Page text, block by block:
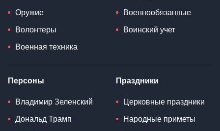
Оружие
Волонтеры
Военная техника
Военнообязанные
Воинский учет
Персоны
Владимир Зеленский
Дональд Трамп
Праздники
Церковные праздники
Народные приметы